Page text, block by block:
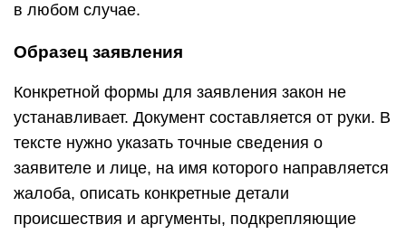
в любом случае.
Образец заявления
Конкретной формы для заявления закон не
устанавливает. Документ составляется от руки. В
тексте нужно указать точные сведения о
заявителе и лице, на имя которого направляется
жалоба, описать конкретные детали
происшествия и аргументы, подкрепляющие